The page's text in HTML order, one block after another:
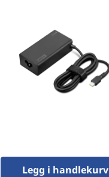
Legg i handlekurv